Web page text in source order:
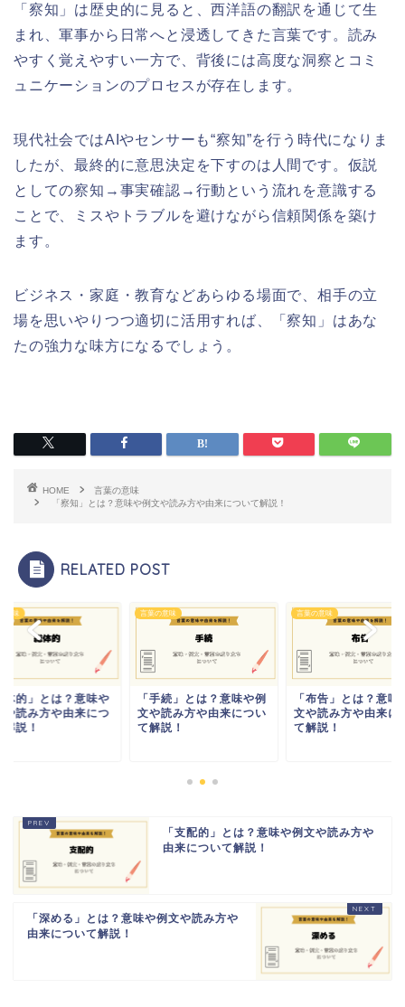
「察知」は歴史的に見ると、西洋語の翻訳を通じて生
まれ、軍事から日常へと浸透してきた言葉です。読み
やすく覚えやすい一方で、背後には高度な洞察とコミ
ュニケーションのプロセスが存在します。
現代社会ではAIやセンサーも“察知”を行う時代になりま
したが、最終的に意思決定を下すのは人間です。仮説
としての察知→事実確認→行動という流れを意識する
ことで、ミスやトラブルを避けながら信頼関係を築け
ます。
ビジネス・家庭・教育などあらゆる場面で、相手の立
場を思いやりつつ適切に活用すれば、「察知」はあな
たの強力な味方になるでしょう。
HOME
言葉の意味
「察知」とは？意味や例文や読み方や由来について解説！
RELATED POST
意味
体的」とは？意味や
や読み方や由来につ
説！
言葉の意味
「手続」とは？意味や例
文や読み方や由来につい
て解説！
言葉の意味
「布告」とは？意味
文や読み方や由来に
て解説！
「支配的」とは？意味や例文や読み方や
由来について解説！
「深める」とは？意味や例文や読み方や
由来について解説！